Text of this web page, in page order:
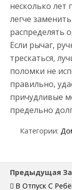
несколько
легче
распределять
Если рычаг,
трескаться,
поломки не
правильно,
причудливые
предельно
Категории:
Предыдущая
В Отпуск С